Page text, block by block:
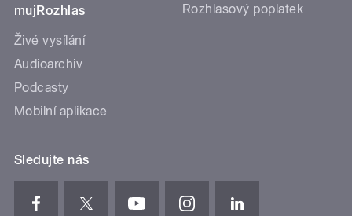
mujRozhlas
Živé vysílání
Audioarchiv
Podcasty
Mobilní aplikace
Rozhlasový poplatek
Sledujte nás